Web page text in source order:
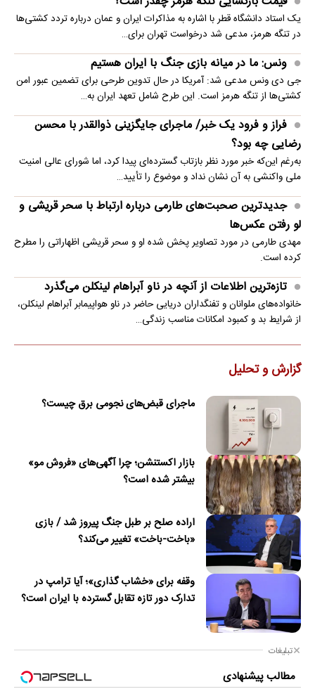
یک استاد دانشگاه قطر با اشاره به مذاکرات ایران و عمان درباره تردد کشتی‌ها
در تنگه هرمز، مدعی شد درخواست تهران برای…
ونس: ما در میانه بازی جنگ با ایران هستیم
جی دی ونس مدعی شد: آمریکا در حال تدوین طرحی برای تضمین عبور امن
کشتی‌ها از تنگه هرمز است. این طرح شامل تعهد ایران به…
فراز و فرود یک خبر/ ماجرای جایگزینی ذوالقدر با محسن
رضایی چه بود؟
به‌رغم این‌که خبر مورد نظر بازتاب گسترده‌ای پیدا کرد، اما شورای عالی امنیت
ملی واکنشی به آن نشان نداد و موضوع را تأیید…
جدیدترین صحبت‌های طارمی درباره ارتباط با سحر قریشی و
لو رفتن عکس‌ها
مهدی طارمی در مورد تصاویر پخش شده او و سحر قریشی اظهاراتی را مطرح
کرده است.
تازه‌ترین اطلاعات از آنچه در ناو آبراهام لینکلن می‌گذرد
خانواده‌های ملوانان و تفنگداران دریایی حاضر در ناو هواپیمابر آبراهام لینکلن،
از شرایط بد و کمبود امکانات مناسب زندگی…
گزارش و تحلیل
ماجرای قبض‌های نجومی برق چیست؟
بازار اکستنشن؛ چرا آگهی‌های «فروش مو»
بیشتر شده است؟
اراده صلح بر طبل جنگ پیروز شد / بازی
«باخت-باخت» تغییر می‌کند؟
وقفه برای «خشاب گذاری»؛ آیا ترامپ در
تدارک دور تازه تقابل گسترده با ایران است؟
تبلیغات
مطالب پیشنهادی